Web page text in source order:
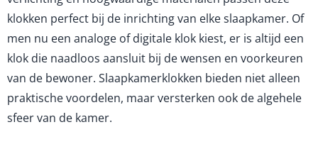
klokken perfect bij de inrichting van elke slaapkamer. Of
men nu een analoge of digitale klok kiest, er is altijd een
klok die naadloos aansluit bij de wensen en voorkeuren
van de bewoner. Slaapkamerklokken bieden niet alleen
praktische voordelen, maar versterken ook de algehele
sfeer van de kamer.